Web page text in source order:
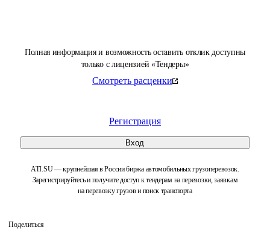
Полная информация и возможность оставить отклик доступны
только с лицензией «Тендеры»
Смотреть расценки
Регистрация
Вход
ATI.SU — крупнейшая в России биржа автомобильных грузоперевозок.
Зарегистрируйтесь и получите доступ к тендерам на перевозки, заявкам
на перевозку грузов и поиск транспорта
Поделиться